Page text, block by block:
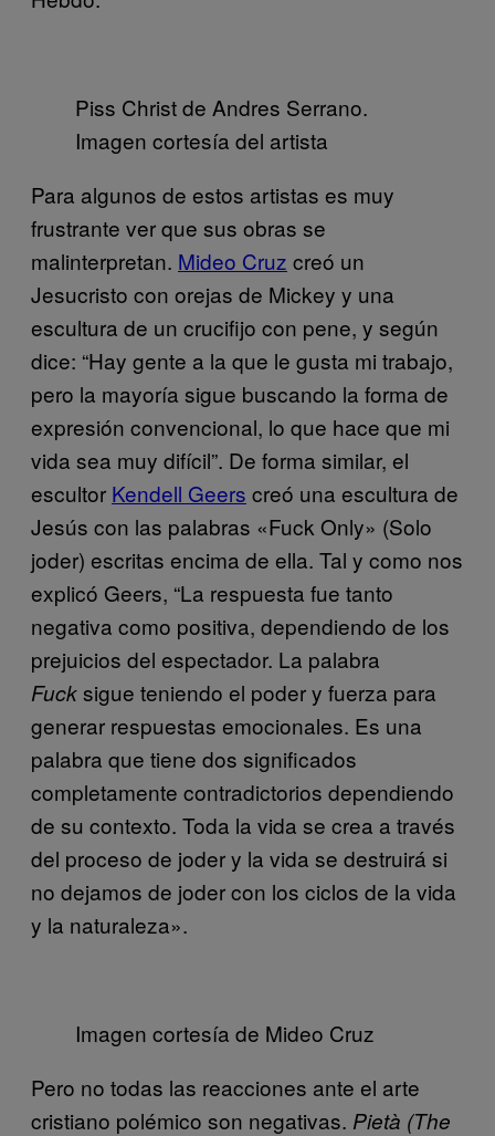
Piss Christ de Andres Serrano.
Imagen cortesía del artista
Para algunos de estos artistas es muy
frustrante ver que sus obras se
malinterpretan. Mideo Cruz creó un
Jesucristo con orejas de Mickey y una
escultura de un crucifijo con pene, y según
dice: “Hay gente a la que le gusta mi trabajo,
pero la mayoría sigue buscando la forma de
expresión convencional, lo que hace que mi
vida sea muy difícil”. De forma similar, el
escultor Kendell Geers creó una escultura de
Jesús con las palabras «Fuck Only» (Solo
joder) escritas encima de ella. Tal y como nos
explicó Geers, “La respuesta fue tanto
negativa como positiva, dependiendo de los
prejuicios del espectador. La palabra
Fucksigue teniendo el poder y fuerza para
generar respuestas emocionales. Es una
palabra que tiene dos significados
completamente contradictorios dependiendo
de su contexto. Toda la vida se crea a través
del proceso de joder y la vida se destruirá si
no dejamos de joder con los ciclos de la vida
y la naturaleza».
Imagen cortesía de Mideo Cruz
Pero no todas las reacciones ante el arte
cristiano polémico son negativas. Pietà (The